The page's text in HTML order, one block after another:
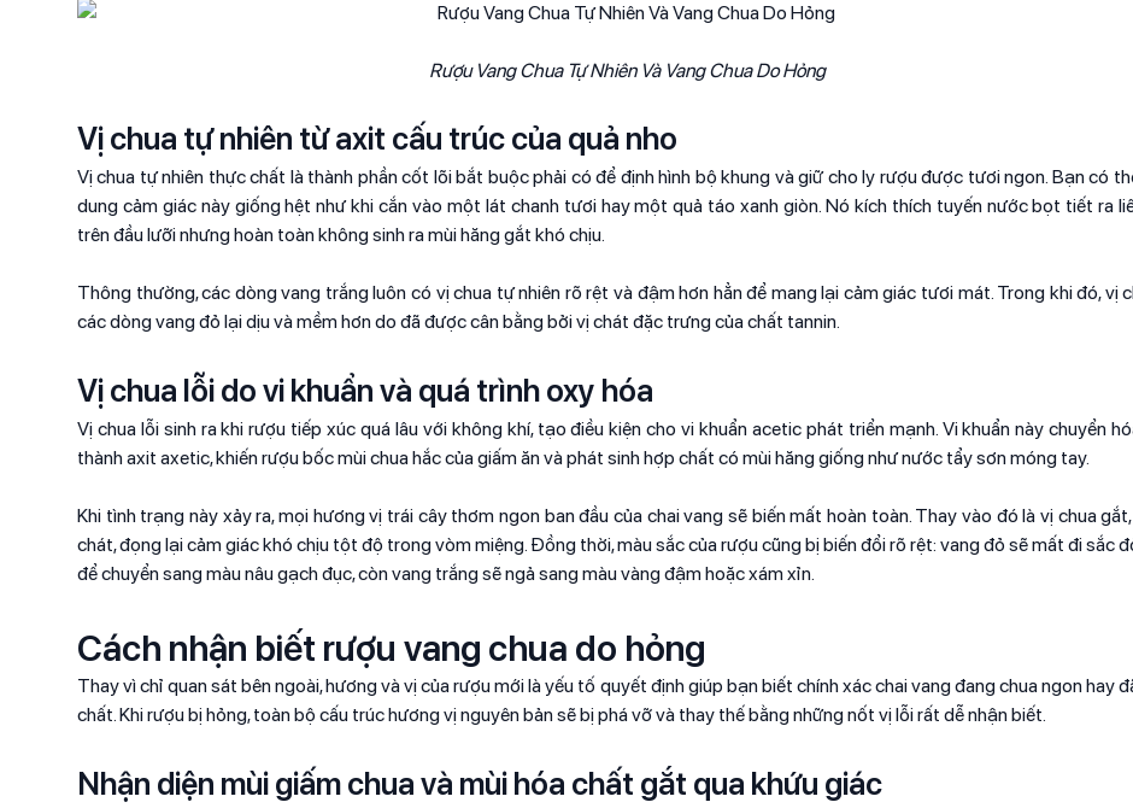
Rượu Vang Chua Tự Nhiên Và Vang Chua Do Hỏng
Vị chua tự nhiên từ axit cấu trúc của quả nho
Vị chua tự nhiên thực chất là thành phần cốt lõi bắt buộc phải có để định hình bộ khung và giữ cho ly rượu được tươi ngon. Bạn có
dung cảm giác này giống hệt như khi cắn vào một lát chanh tươi hay một quả táo xanh giòn. Nó kích thích tuyến nước bọt tiết ra
trên đầu lưỡi nhưng hoàn toàn không sinh ra mùi hăng gắt khó chịu.
Thông thường, các dòng vang trắng luôn có vị chua tự nhiên rõ rệt và đậm hơn hẳn để mang lại cảm giác tươi mát. Trong khi đó, vị
các dòng vang đỏ lại dịu và mềm hơn do đã được cân bằng bởi vị chát đặc trưng của chất tannin.
Vị chua lỗi do vi khuẩn và quá trình oxy hóa
Vị chua lỗi sinh ra khi rượu tiếp xúc quá lâu với không khí, tạo điều kiện cho vi khuẩn acetic phát triển mạnh. Vi khuẩn này chuyển
thành axit axetic, khiến rượu bốc mùi chua hắc của giấm ăn và phát sinh hợp chất có mùi hăng giống như nước tẩy sơn móng tay.
Khi tình trạng này xảy ra, mọi hương vị trái cây thơm ngon ban đầu của chai vang sẽ biến mất hoàn toàn. Thay vào đó là vị chua
chát, đọng lại cảm giác khó chịu tột độ trong vòm miệng. Đồng thời, màu sắc của rượu cũng bị biến đổi rõ rệt: vang đỏ sẽ mất đi sắc
để chuyển sang màu nâu gạch đục, còn vang trắng sẽ ngả sang màu vàng đậm hoặc xám xỉn.
Cách nhận biết rượu vang chua do hỏng
Thay vì chỉ quan sát bên ngoài, hương và vị của rượu mới là yếu tố quyết định giúp bạn biết chính xác chai vang đang chua ngon hay
chất. Khi rượu bị hỏng, toàn bộ cấu trúc hương vị nguyên bản sẽ bị phá vỡ và thay thế bằng những nốt vị lỗi rất dễ nhận biết.
Nhận diện mùi giấm chua và mùi hóa chất gắt qua khứu giác